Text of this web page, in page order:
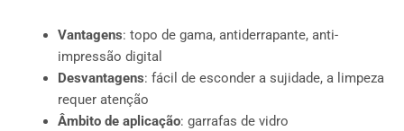
Vantagens: topo de gama, antiderrapante, anti-
impressão digital
Desvantagens: fácil de esconder a sujidade, a limpeza
requer atenção
Âmbito de aplicação: garrafas de vidro